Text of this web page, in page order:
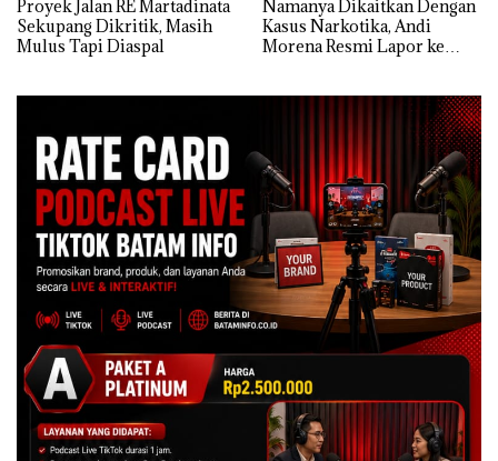
Proyek Jalan RE Martadinata
Sekupang Dikritik, Masih
Mulus Tapi Diaspal
Namanya Dikaitkan Dengan
Kasus Narkotika, Andi
Morena Resmi Lapor ke